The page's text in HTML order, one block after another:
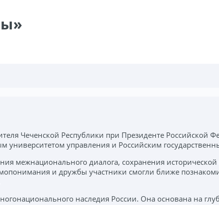
Чеченской Республики при Президенте Российской
университетом управления и Российским
межнационального диалога, сохранения
и дружбы участники смогли ближе
наследия России. Она основана на